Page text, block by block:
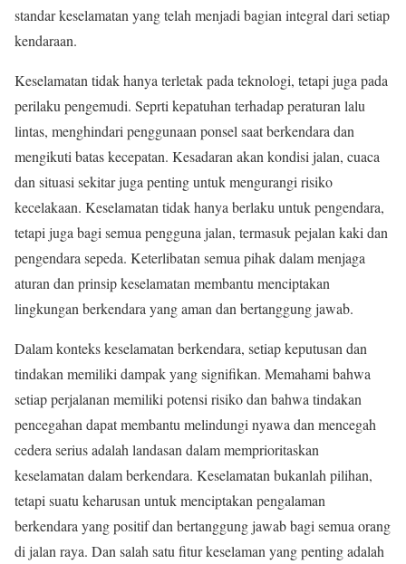
standar keselamatan yang telah menjadi bagian integral dari setiap
kendaraan.
Keselamatan tidak hanya terletak pada teknologi, tetapi juga pada
perilaku pengemudi. Seprti kepatuhan terhadap peraturan lalu
lintas, menghindari penggunaan ponsel saat berkendara dan
mengikuti batas kecepatan. Kesadaran akan kondisi jalan, cuaca
dan situasi sekitar juga penting untuk mengurangi risiko
kecelakaan. Keselamatan tidak hanya berlaku untuk pengendara,
tetapi juga bagi semua pengguna jalan, termasuk pejalan kaki dan
pengendara sepeda. Keterlibatan semua pihak dalam menjaga
aturan dan prinsip keselamatan membantu menciptakan
lingkungan berkendara yang aman dan bertanggung jawab.
Dalam konteks keselamatan berkendara, setiap keputusan dan
tindakan memiliki dampak yang signifikan. Memahami bahwa
setiap perjalanan memiliki potensi risiko dan bahwa tindakan
pencegahan dapat membantu melindungi nyawa dan mencegah
cedera serius adalah landasan dalam memprioritaskan
keselamatan dalam berkendara. Keselamatan bukanlah pilihan,
tetapi suatu keharusan untuk menciptakan pengalaman
berkendara yang positif dan bertanggung jawab bagi semua orang
di jalan raya. Dan salah satu fitur keselaman yang penting adalah